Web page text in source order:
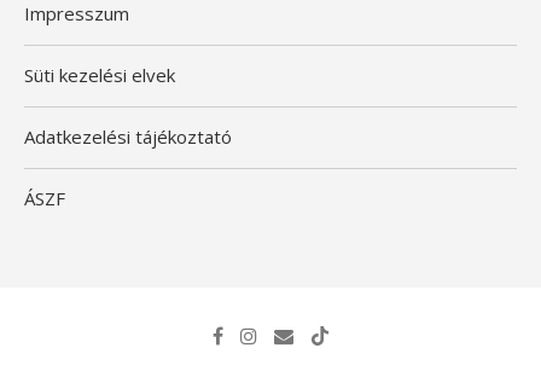
Impresszum
Süti kezelési elvek
Adatkezelési tájékoztató
ÁSZF